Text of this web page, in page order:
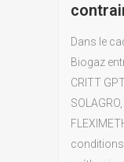
Dans le
Biogaz
CRITT